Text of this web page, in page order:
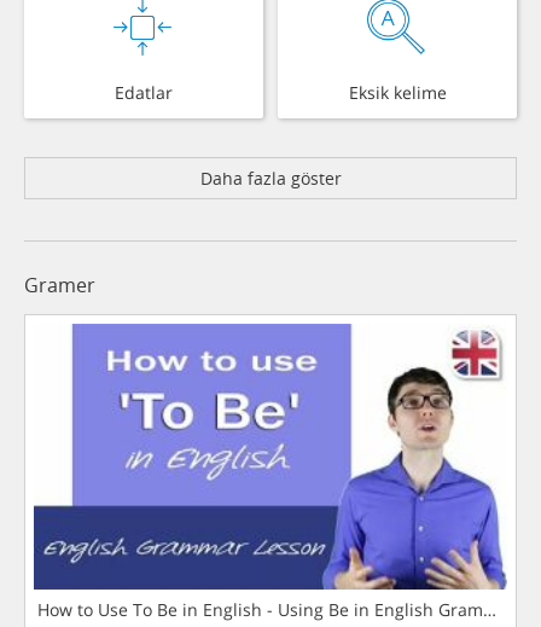
Edatlar Eksik kelime
Daha fazla göster
Gramer
How to Use To Be in English - Using Be in English Grammar